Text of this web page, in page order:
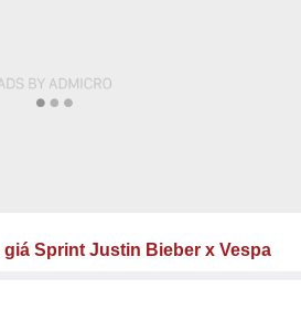
giá Sprint Justin Bieber x Vespa